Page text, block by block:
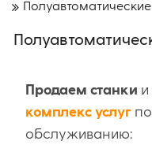
Продаем станки и
комплекс услуг
обслуживанию: